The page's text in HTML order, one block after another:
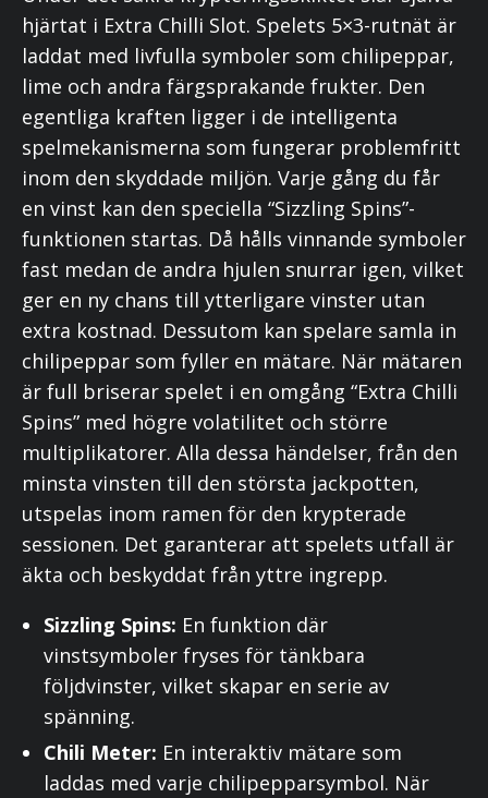
hjärtat i Extra Chilli Slot. Spelets 5×3-rutnät är
laddat med livfulla symboler som chilipeppar,
lime och andra färgsprakande frukter. Den
egentliga kraften ligger i de intelligenta
spelmekanismerna som fungerar problemfritt
inom den skyddade miljön. Varje gång du får
en vinst kan den speciella “Sizzling Spins”-
funktionen startas. Då hålls vinnande symboler
fast medan de andra hjulen snurrar igen, vilket
ger en ny chans till ytterligare vinster utan
extra kostnad. Dessutom kan spelare samla in
chilipeppar som fyller en mätare. När mätaren
är full briserar spelet i en omgång “Extra Chilli
Spins” med högre volatilitet och större
multiplikatorer. Alla dessa händelser, från den
minsta vinsten till den största jackpotten,
utspelas inom ramen för den krypterade
sessionen. Det garanterar att spelets utfall är
äkta och beskyddat från yttre ingrepp.
Sizzling Spins: En funktion där
vinstsymboler fryses för tänkbara
följdvinster, vilket skapar en serie av
spänning.
Chili Meter: En interaktiv mätare som
laddas med varje chilipepparsymbol. När